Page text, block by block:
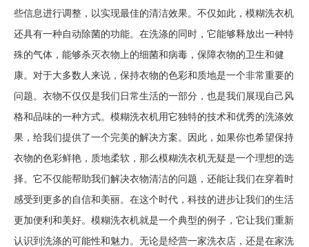
些信息进行调整，以实现最佳的清洁效果。不仅如此，模糊洗衣机
还具有一种自动除菌的功能。在洗涤的同时，它能够释放出一种特
殊的气体，能够杀灭衣物上的细菌和病毒，保障衣物的卫生和健
康。对于大多数人来说，保持衣物的色彩和质地是一个非常重要的
问题。衣物不仅仅是我们日常生活的一部分，也是我们展现自己风
格和品味的一种方式。模糊洗衣机用它独特的技术和优秀的洗涤效
果，给我们提供了一个完美的解决方案。因此，如果你也希望保持
衣物的色彩鲜艳，质地柔软，那么模糊洗衣机无疑是一个理想的选
择。它不仅能帮助我们解决衣物清洁的问题，还能让我们在穿着时
感受到更多的自信和美丽。在这个时代，科技的进步让我们的生活
更加便利和美好。模糊洗衣机就是一个典型的例子，它让我们重新
认识到洗涤的可能性和魅力。无论是经营一家洗衣店，还是在家洗